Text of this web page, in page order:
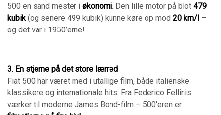
500 en sand mester i økonomi. Den lille motor på blot 479
kubik(og senere 499 kubik) kunne køre op mod 20 km/l –
og det var i 1950’erne!
3. En stjerne på det store lærred
Fiat 500 har været med i utallige film, både italienske
klassikere og internationale hits. Fra Federico Fellinis
værker til moderne James Bond-film – 500'eren er